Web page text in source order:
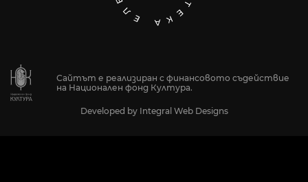
Сайтът е реализиран с финансовото съдействие
на Национален фонд Култура.
Developed by Integral Web Designs